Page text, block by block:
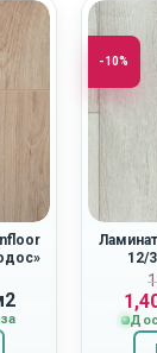
-10%
12/